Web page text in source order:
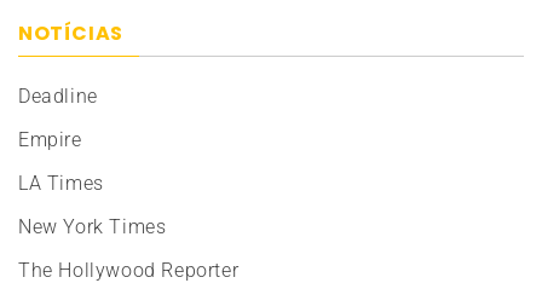
NOTÍCIAS
Deadline
Empire
LA Times
New York Times
The Hollywood Reporter